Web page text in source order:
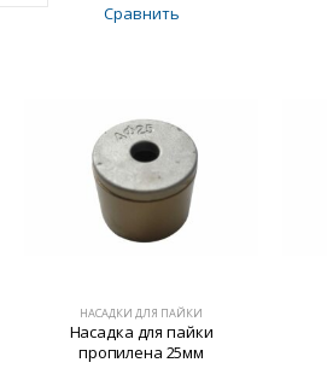
Сравнить
НАСАДКИ ДЛЯ ПАЙКИ
Насадка для пайки
пропилена 25мм